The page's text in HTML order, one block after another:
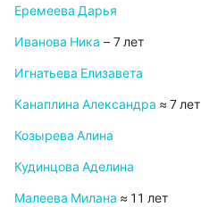
Еремеева Дарья
Иванова Ника – 7 лет
Игнатьева Елизавета
Канаплина Александра ≈ 7 лет
Козырева Алина
Кудинцова Аделина
Малеева Милана ≈ 11 лет